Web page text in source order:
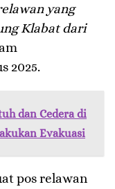
yang
Klabat dari
2025.
dan Cedera di
Evakuasi
pos relawan